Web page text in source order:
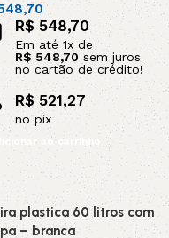
R$548,70
Em até 1x de
R$548,70 sem juros
no cartão de crédito!
R$521,27
no pix
ao carrinho
plastica 60 litros com
– branca